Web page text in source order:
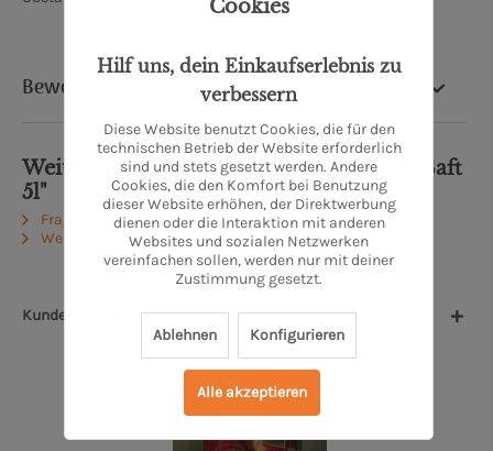
Bewertung
Weiterführende Links zu "Apfel-Birnen Saft
5l"
Fragen zum Artikel?
Weitere Artikel von Obsthof Lefers
Kunden kauften auch
Cookies
Hilf uns, dein Einkaufserlebnis zu
verbessern
Diese Website benutzt Cookies, die für den
technischen Betrieb der Website erforderlich
sind und stets gesetzt werden. Andere
Cookies, die den Komfort bei Benutzung
dieser Website erhöhen, der Direktwerbung
dienen oder die Interaktion mit anderen
Websites und sozialen Netzwerken
vereinfachen sollen, werden nur mit deiner
Zustimmung gesetzt.
Ablehnen Konfigurieren
Alle akzeptieren